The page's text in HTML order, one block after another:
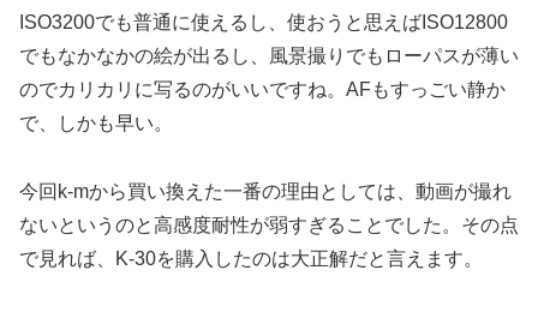
ISO3200でも普通に使えるし、使おうと思えばISO12800
でもなかなかの絵が出るし、風景撮りでもローパスが薄い
のでカリカリに写るのがいいですね。AFもすっごい静か
で、しかも早い。
今回k-mから買い換えた一番の理由としては、動画が撮れ
ないというのと高感度耐性が弱すぎることでした。その点
で見れば、K-30を購入したのは大正解だと言えます。